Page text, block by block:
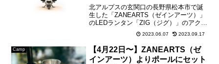
北アルプスの玄関口の長野県松本市で誕
生した「ZANEARTS（ゼインアーツ）」
のLEDランタン「ZIG（ジグ）」のアクセ
サリーパーツ「ZIG HOUSE（ジグハウ
ス）」こちらの製品は「ジグ」を3つセッ
トして、600ルーメンの大光量にカスタ
マ...
2023.06.07 2023.09.17
Camp
【4月22日〜】ZANEARTS（ゼ
インアーツ）よりポールにセット